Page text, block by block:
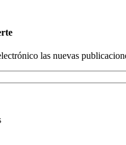
las nuevas